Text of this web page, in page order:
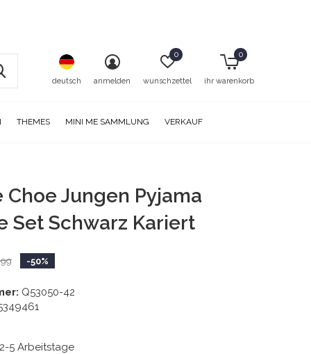
THEMES MINI ME SAMMLUNG VERKAUF
deutsch anmelden wunschzettel
0
ihr warenkorb
0
Choe Jungen Pyjama
Set Schwarz Kariert
-50%
Q53050-42
5 Arbeitstage